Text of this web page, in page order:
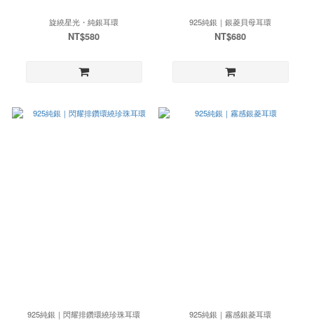
旋繞星光・純銀耳環
NT$580
925純銀｜銀菱貝母耳環
NT$680
925純銀｜閃耀排鑽環繞珍珠耳環 925純銀｜霧感銀菱耳環